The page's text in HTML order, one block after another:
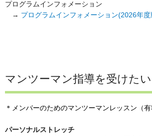
プログラムインフォメーション
→ プログラムインフォメーション(2026年
マンツーマン指導を受けたい
＊メンバーのためのマンツーマンレッスン（有
パーソナルストレッチ